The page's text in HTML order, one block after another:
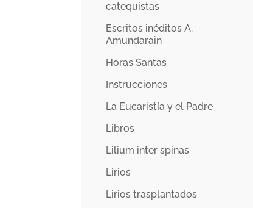
catequistas
Escritos inéditos A.
Amundarain
Horas Santas
Instrucciones
La Eucaristía y el Padre
Libros
Lilium inter spinas
Lirios
Lirios trasplantados